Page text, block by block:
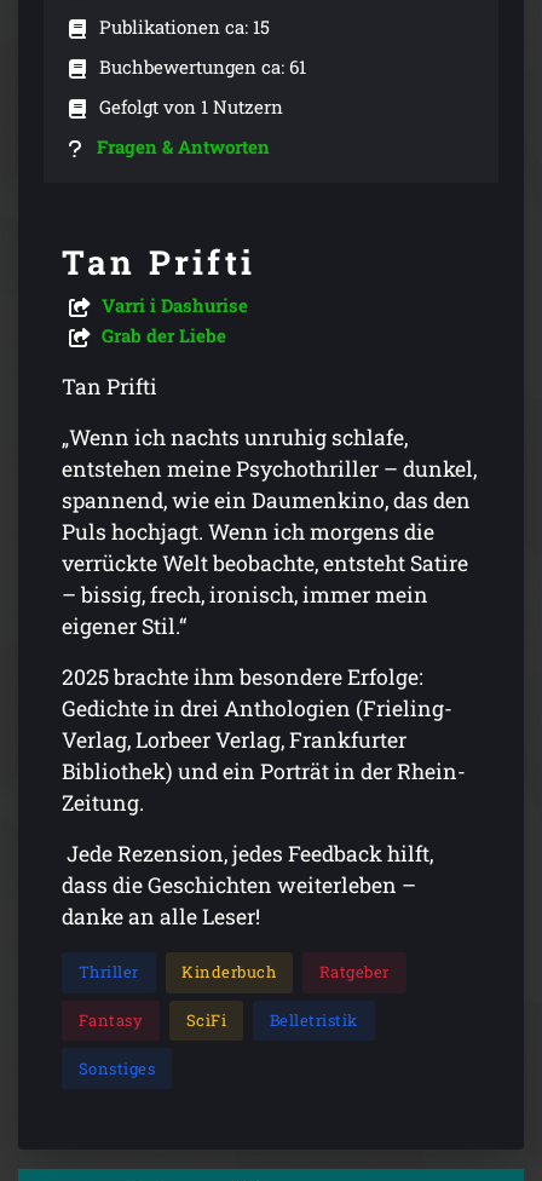
Publikationen ca: 15
Buchbewertungen ca: 61
Gefolgt von 1 Nutzern
Fragen & Antworten
Tan Prifti
Varri i Dashurise
Grab der Liebe
Tan Prifti
„Wenn ich nachts unruhig schlafe,
entstehen meine Psychothriller – dunkel,
spannend, wie ein Daumenkino, das den
Puls hochjagt. Wenn ich morgens die
verrückte Welt beobachte, entsteht Satire
– bissig, frech, ironisch, immer mein
eigener Stil.“
2025 brachte ihm besondere Erfolge:
Gedichte in drei Anthologien (Frieling-
Verlag, Lorbeer Verlag, Frankfurter
Bibliothek) und ein Porträt in der Rhein-
Zeitung.
Jede Rezension, jedes Feedback hilft,
dass die Geschichten weiterleben –
danke an alle Leser!
Thriller Kinderbuch Ratgeber
Fantasy SciFi Belletristik
Sonstiges